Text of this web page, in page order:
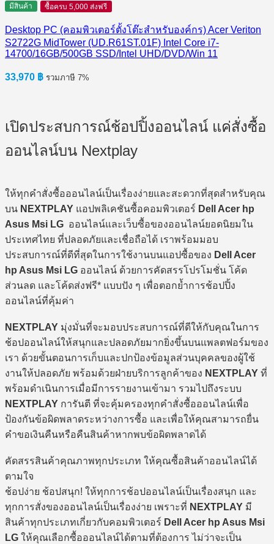
มีสินค้า ซื้อครบ 5,000 ส่งฟรี
Desktop PC (คอมพิวเตอร์ตั้งโต๊ะสำหรับองค์กร) Acer Veriton
S2722G MidTower (UD.R61ST.01F) Intel Core i7-
14700/16GB/500GB SSD/Intel UHD/DVD/Win 11
33,970 ฿ รวมภาษี 7%
เปิดประสบการณ์ช้อปปิ้งออนไลน์ แค่สั่งซื้อ
ออนไลน์บน Nextplay
ให้ทุกคำสั่งซื้อออนไลน์เป็นเรื่องง่ายและสะดวกที่สุดสำหรับคุณ
บน NEXTPLAY แอปพลิเคชันซื้อคอมพิวเตอร์ Dell Acer hp
Asus Msi LG ออนไลน์และเว็บซื้อของออนไลน์ยอดนิยมใน
ประเทศไทย ที่ปลอดภัยและเชื่อถือได้ เราพร้อมมอบ
ประสบการณ์ที่ดีที่สุดในการใช้งานบนแอปซื้อของ Dell Acer
hp Asus Msi LG ออนไลน์ ด้วยการคัดสรรโปรโมชั่น โค้ด
ส่วนลด และโค้ดส่งฟรี* แบบปัง ๆ เพื่อตอกย้ำการช้อปปิ้ง
ออนไลน์ที่คุ้มค่า
NEXTPLAY มุ่งมั่นที่จะมอบประสบการณ์ที่ดีให้กับคุณในการ
ช้อปออนไลน์ให้สนุกและปลอดภัยมากยิ่งขึ้นบนแพลตฟอร์มของ
เรา ด้วยขั้นตอนการเก็บและปกป้องข้อมูลส่วนบุคคลของผู้ใช้
งานให้ปลอดภัย พร้อมด้วยฝ่ายบริการลูกค้าของ NEXTPLAY ที่
พร้อมดำเนินการเมื่อมีการรายงานเข้ามา รวมไปถึงระบบ
NEXTPLAY การันตี ที่จะคุ้มครองทุกคำสั่งซื้อออนไลน์เพื่อ
ป้องกันข้อผิดพลาดระหว่างการซื้อ และเพื่อให้คุณสามารถยื่น
คำขอเงินคืนหรือคืนสินค้าหากพบข้อผิดพลาดได้
คัดสรรสินค้าคุณภาพทุกประเภท ให้คุณซื้อสินค้าออนไลน์ได้
ตามใจ
ช้อปง่าย ช้อปสนุก! ให้ทุกการช้อปออนไลน์เป็นเรื่องสนุก และ
ทุกการสั่งของออนไลน์เป็นเรื่องง่าย เพราะที่ NEXTPLAY มี
สินค้าทุกประเภทเกี่ยวกับคอมพิวเตอร์ Dell Acer hp Asus Msi
LG ให้คุณเลือกซื้อออนไลน์ได้ตามที่ต้องการ ไม่ว่าจะเป็น